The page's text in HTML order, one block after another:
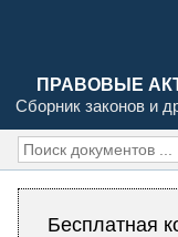
ПРАВОВЫЕ
Сборник законов и
Бесплатная